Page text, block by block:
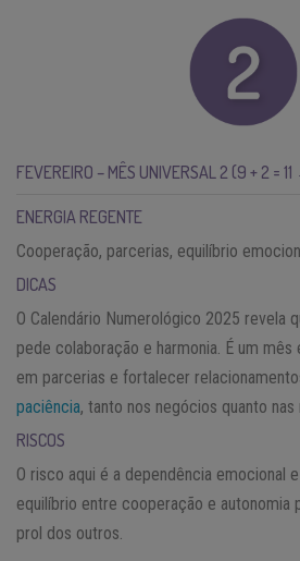
FEVEREIRO – MÊS UNIVERSAL 2 (9 + 2 =
ENERGIA REGENTE
Cooperação, parcerias, equilíbrio
DICAS
O Calendário Numerológico 2025 revela
pede colaboração e harmonia. É um
em parcerias e fortalecer
paciência, tanto nos negócios quanto
RISCOS
O risco aqui é a dependência emocional
equilíbrio entre cooperação e autonomia
prol dos outros.